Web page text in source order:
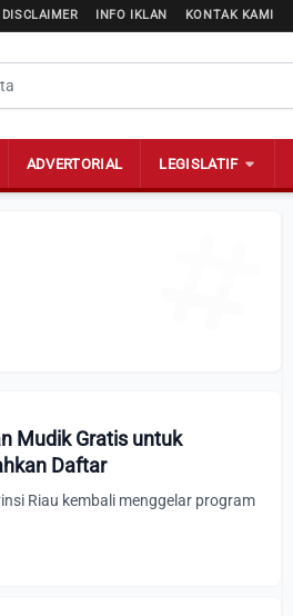
DISCLAIMER INFO IKLAN KONTAK KAMI
ADVERTORIAL LEGISLATIF
Mudik Gratis untuk
Daftar
Riau kembali menggelar program